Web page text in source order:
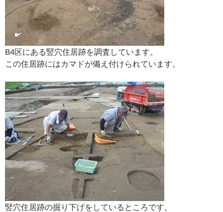
B4区にある竪穴住居跡を調査しています。
この住居跡にはカマドが備え付けられています。
竪穴住居跡の掘り下げをしているところです。